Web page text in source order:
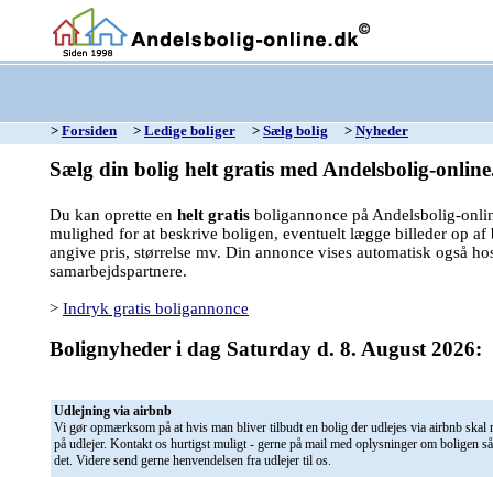
> Forsiden > Ledige boliger > Sælg bolig > Nyheder
Sælg din bolig helt gratis med Andelsbolig-
Du kan oprette en helt gratis boligannonce på Andelsbolig-
mulighed for at beskrive boligen, eventuelt lægge billeder op af
angive pris, størrelse mv. Din annonce vises automatisk også
samarbejdspartnere.
> Indryk gratis boligannonce
Bolignyheder i dag Saturday d. 8. August 2026:
Udlejning via airbnb
Vi gør opmærksom på at hvis man bliver tilbudt en bolig der udlejes via airbnb skal
på udlejer. Kontakt os hurtigst muligt - gerne på mail med oplysninger om boligen
det. Videre send gerne henvendelsen fra udlejer til os.